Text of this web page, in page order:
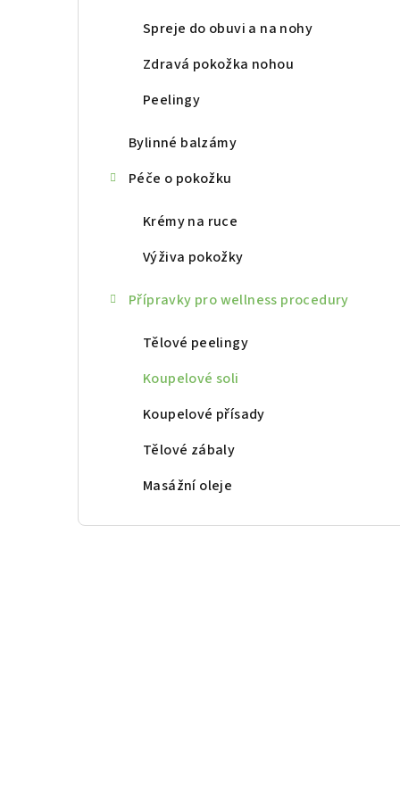
Spreje do obuvi a na nohy
Zdravá pokožka nohou
Peelingy
Bylinné balzámy
Péče o pokožku
Krémy na ruce
Výživa pokožky
Přípravky pro wellness procedury
Tělové peelingy
Koupelové soli
Koupelové přísady
Tělové zábaly
Masážní oleje